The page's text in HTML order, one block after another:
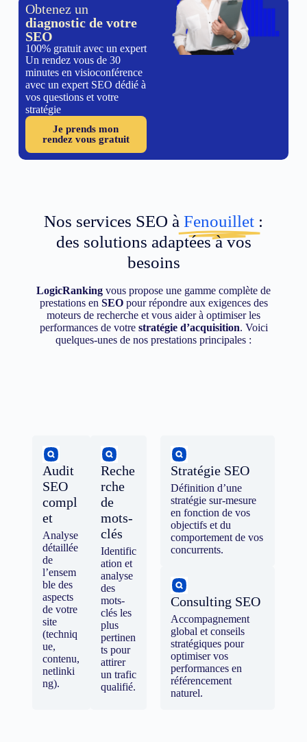
Obtenez un
diagnostic de votre
SEO
100% gratuit avec un expert
Un rendez vous de 30
minutes en visioconférence
avec un expert SEO dédié à
vos questions et votre
stratégie
Je prends mon
rendez vous gratuit
Nos services SEO à Fenouillet :
des solutions adaptées à vos
besoins
LogicRanking vous propose une gamme complète de
prestations en SEOpour répondre aux exigences des
moteurs de recherche et vous aider à optimiser les
performances de votre stratégie d’acquisition. Voici
quelques-unes de nos prestations principales :
Audit
SEO
compl
et
Analyse
détaillée
de
l’ensem
ble des
aspects
de votre
site
(techniq
ue,
contenu,
netlinki
ng).
Reche
rche
de
mots-
clés
Identific
ation et
analyse
des
mots-
clés les
plus
pertinen
ts pour
attirer
un trafic
qualifié.
Stratégie SEO
Définition d’une
stratégie sur-mesure
en fonction de vos
objectifs et du
comportement de vos
concurrents.
Consulting SEO
Accompagnement
global et conseils
stratégiques pour
optimiser vos
performances en
référencement
naturel.